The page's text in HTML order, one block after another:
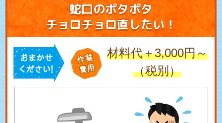
蛇口のポタポタ
チョロチョロ直したい！
材料代＋3,000円～
（税別）